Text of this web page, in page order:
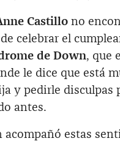
Castillo no
celebrar el
de Down, que
le dice que está
y pedirle disculpas
antes.
acompañó estas